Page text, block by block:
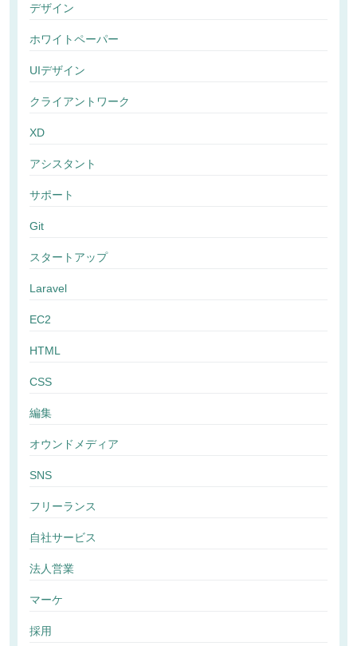
デザイン
ホワイトペーパー
UIデザイン
クライアントワーク
XD
アシスタント
サポート
Git
スタートアップ
Laravel
EC2
HTML
CSS
編集
オウンドメディア
SNS
フリーランス
自社サービス
法人営業
マーケ
採用